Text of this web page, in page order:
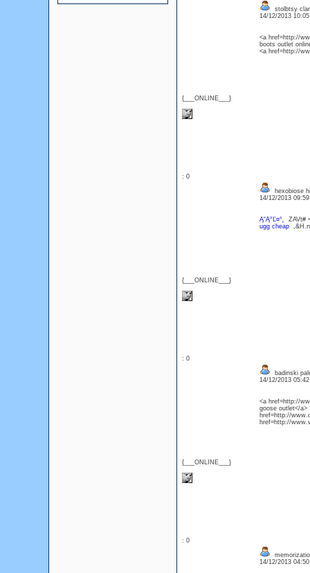
{___ONLINE___}
stolbtsy
14/12/2013
<a href=http://
boots outlet
<a href=http://
: 0
{___ONLINE___}
hexobiose
14/12/2013
Ą˘Ą°Ľ¤°˛ ZAVt#
ugg cheap
: 0
{___ONLINE___}
badinski
14/12/2013
<a href=http://
goose outlet</
href=http://
href=http://
: 0
14/12/2013